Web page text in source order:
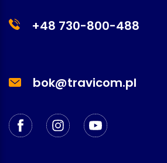
+48 730-800-488
bok@travicom.pl